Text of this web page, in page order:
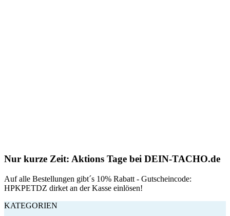
Nur kurze Zeit: Aktions Tage bei DEIN-TACHO.de
Auf alle Bestellungen gibt´s 10% Rabatt - Gutscheincode:
HPKPETDZ dirket an der Kasse einlösen!
KATEGORIEN